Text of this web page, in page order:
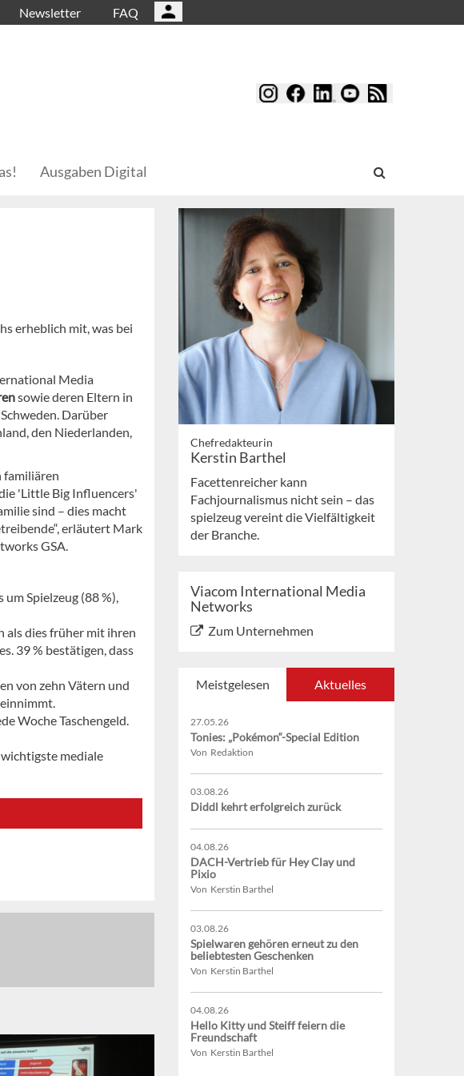
Newsletter FAQ
Ausgaben Digital
erheblich mit, was bei
Media
sowie deren Eltern in
Darüber
den Niederlanden,
familiären
'Little Big Influencers'
sind – dies macht
erläutert Mark
GSA.
Spielzeug (88 %),
als dies früher mit ihren
39 % bestätigen, dass
von zehn Vätern und
Woche Taschengeld.
mediale
Chefredakteurin
Kerstin Barthel
Facettenreicher kann
Fachjournalismus nicht sein – das
spielzeug vereint die Vielfältigkeit
der Branche.
Viacom International Media
Networks
Zum Unternehmen
Meistgelesen Aktuelles
27.05.26
Tonies: „Pokémon“-Special Edition
Von Redaktion
03.08.26
Diddl kehrt erfolgreich zurück
04.08.26
DACH-Vertrieb für Hey Clay und
Pixio
Von Kerstin Barthel
03.08.26
Spielwaren gehören erneut zu den
beliebtesten Geschenken
Von Kerstin Barthel
04.08.26
Hello Kitty und Steiff feiern die
Freundschaft
Von Kerstin Barthel